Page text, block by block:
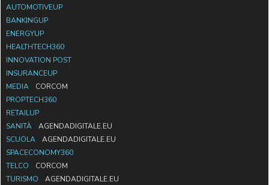
AUTOMOTIVEUP
BANKINGUP
ENERGYUP
HEALTHTECH360
INNOVATION POST
INSURANCEUP
MEDIA
CORCOM
PROPTECH360
RETAILUP
SANITÀ
AGENDADIGITALE.EU
SCUOLA
AGENDADIGITALE.EU
SPACECONOMY360
TELCO
CORCOM
TURISMO
AGENDADIGITALE.EU